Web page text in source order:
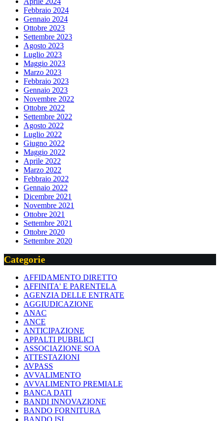
Febbraio 2024
Gennaio 2024
Ottobre 2023
Settembre 2023
Agosto 2023
Luglio 2023
Maggio 2023
Marzo 2023
Febbraio 2023
Gennaio 2023
Novembre 2022
Ottobre 2022
Settembre 2022
Agosto 2022
Luglio 2022
Giugno 2022
Maggio 2022
Aprile 2022
Marzo 2022
Febbraio 2022
Gennaio 2022
Dicembre 2021
Novembre 2021
Ottobre 2021
Settembre 2021
Ottobre 2020
Settembre 2020
Categorie
AFFIDAMENTO DIRETTO
AFFINITA' E PARENTELA
AGENZIA DELLE ENTRATE
AGGIUDICAZIONE
ANAC
ANCE
ANTICIPAZIONE
APPALTI PUBBLICI
ASSOCIAZIONE SOA
ATTESTAZIONI
AVPASS
AVVALIMENTO
AVVALIMENTO PREMIALE
BANCA DATI
BANDI INNOVAZIONE
BANDO FORNITURA